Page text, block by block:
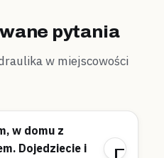
pytania
w miejscowości
w domu z
Dojedziecie i